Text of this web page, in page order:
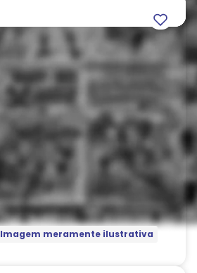
Imagem meramente ilustrativa